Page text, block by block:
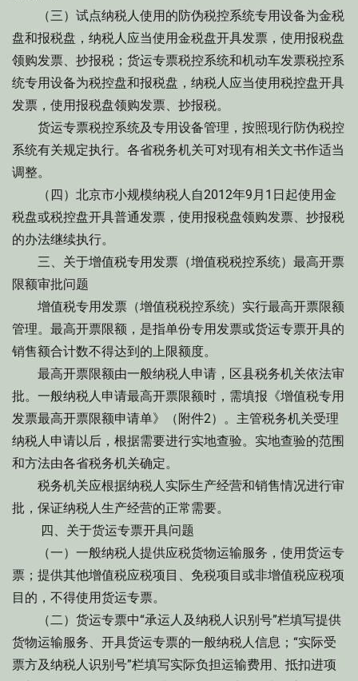
（三）试点纳税人使用的防伪税控系统专用设备为金税
盘和报税盘，纳税人应当使用金税盘开具发票，使用报税盘
领购发票、抄报税；货运专票税控系统和机动车发票税控系
统专用设备为税控盘和报税盘，纳税人应当使用税控盘开具
发票，使用报税盘领购发票、抄报税。
货运专票税控系统及专用设备管理，按照现行防伪税控
系统有关规定执行。各省税务机关可对现有相关文书作适当
调整。
（四）北京市小规模纳税人自2012年9月1日起使用金
税盘或税控盘开具普通发票，使用报税盘领购发票、抄报税
的办法继续执行。
三、关于增值税专用发票（增值税税控系统）最高开票
限额审批问题
增值税专用发票（增值税税控系统）实行最高开票限额
管理。最高开票限额，是指单份专用发票或货运专票开具的
销售额合计数不得达到的上限额度。
最高开票限额由一般纳税人申请，区县税务机关依法审
批。一般纳税人申请最高开票限额时，需填报《增值税专用
发票最高开票限额申请单》（附件2）。主管税务机关受理
纳税人申请以后，根据需要进行实地查验。实地查验的范围
和方法由各省税务机关确定。
税务机关应根据纳税人实际生产经营和销售情况进行审
批，保证纳税人生产经营的正常需要。
四、关于货运专票开具问题
（一）一般纳税人提供应税货物运输服务，使用货运专
票；提供其他增值税应税项目、免税项目或非增值税应税项
目的，不得使用货运专票。
（二）货运专票中“承运人及纳税人识别号”栏填写提供
货物运输服务、开具货运专票的一般纳税人信息；“实际受
票方及纳税人识别号”栏填写实际负担运输费用、抵扣进项